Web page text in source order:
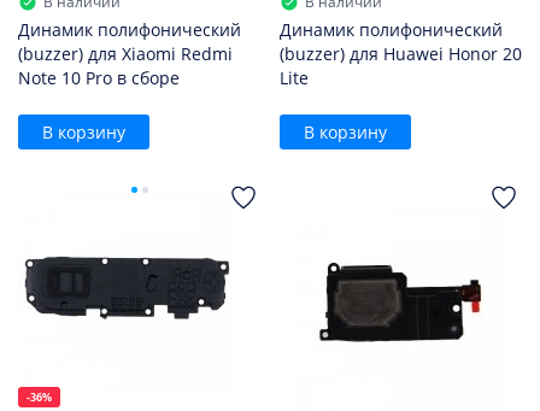
Динамик полифонический
(buzzer) для Xiaomi Redmi
Note 10 Pro в сборе
В корзину
Динамик полифонический
(buzzer) для Huawei Honor 20
Lite
В корзину
-36%